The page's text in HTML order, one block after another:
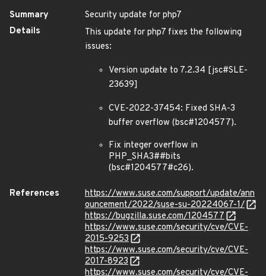
Summary
Security update for php7
Details
This update for php7 fixes the following
issues:
Version update to 7.2.34 [jsc#SLE-
23639]
CVE-2022-37454: Fixed SHA-3
buffer overflow (bsc#1204577).
Fix integer overflow in
PHP_SHA3##bits
(bsc#1204577#c26).
References
https://www.suse.com/support/update/ann
ouncement/2022/suse-su-20224067-1/
https://bugzilla.suse.com/1204577
https://www.suse.com/security/cve/CVE-
2015-9253
https://www.suse.com/security/cve/CVE-
2017-8923
https://www.suse.com/security/cve/CVE-